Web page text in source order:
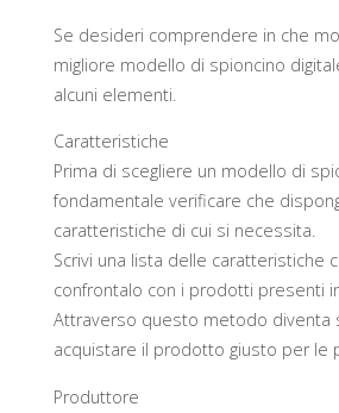
Se desideri comprendere in che
migliore modello di spioncino
alcuni elementi.
Caratteristiche
Prima di scegliere un modello di
fondamentale verificare che
caratteristiche di cui si necessita.
Scrivi una lista delle caratteristiche
confrontalo con i prodotti presenti
Attraverso questo metodo diventa
acquistare il prodotto giusto per le
Produttore